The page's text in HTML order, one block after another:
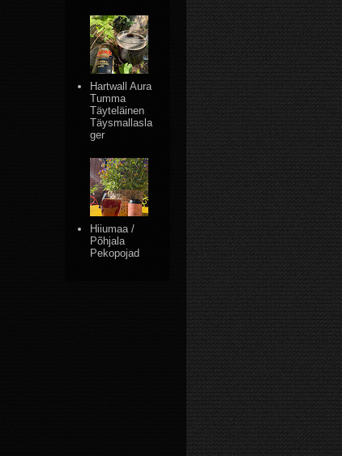
Hartwall Aura
Tumma
Täyteläinen
Täysmallasla
ger
Hiiumaa /
Põhjala
Pekopojad